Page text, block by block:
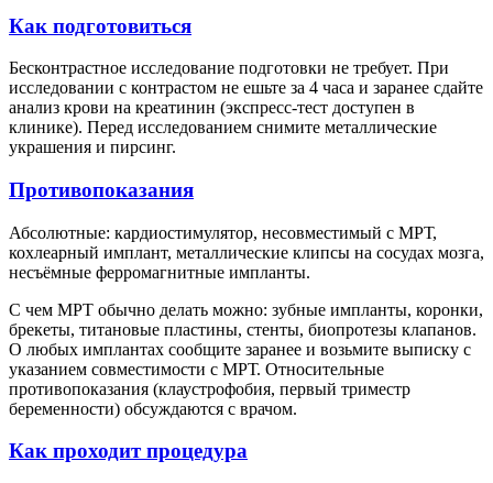
Как подготовиться
Бесконтрастное исследование подготовки не требует. При
исследовании с контрастом не ешьте за 4 часа и заранее сдайте
анализ крови на креатинин (экспресс-тест доступен в
клинике). Перед исследованием снимите металлические
украшения и пирсинг.
Противопоказания
Абсолютные: кардиостимулятор, несовместимый с МРТ,
кохлеарный имплант, металлические клипсы на сосудах мозга,
несъёмные ферромагнитные импланты.
С чем МРТ обычно делать можно: зубные импланты, коронки,
брекеты, титановые пластины, стенты, биопротезы клапанов.
О любых имплантах сообщите заранее и возьмите выписку с
указанием совместимости с МРТ. Относительные
противопоказания (клаустрофобия, первый триместр
беременности) обсуждаются с врачом.
Как проходит процедура